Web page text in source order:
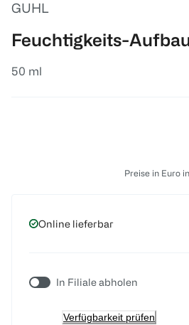
GUHL
Feuchtigkeits-
50 ml
Preise in Euro
Online lieferbar
In Filiale abholen
Verfügbarkeit prüfen